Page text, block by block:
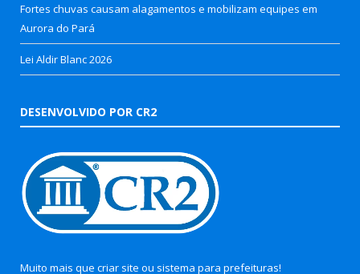
Fortes chuvas causam alagamentos e mobilizam equipes em
Aurora do Pará
Lei Aldir Blanc 2026
DESENVOLVIDO POR CR2
Muito mais que criar site ou sistema para prefeituras!